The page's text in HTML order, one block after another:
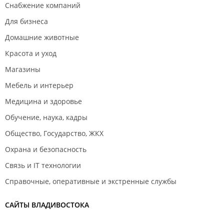
Снабжение компаний
Для бизнеса
Домашние животные
Красота и уход
Магазины
Мебель и интерьер
Медицина и здоровье
Обучение, наука, кадры
Общество, Государство, ЖКХ
Охрана и безопасность
Связь и IT технологии
Справочные, оперативные и экстренные службы
САЙТЫ ВЛАДИВОСТОКА